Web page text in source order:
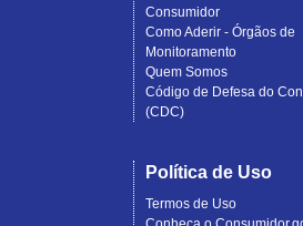
Consumidor
Como Aderir - Órgãos de
Monitoramento
Quem Somos
Código de Defesa do
(CDC)
Política de Uso
Termos de Uso